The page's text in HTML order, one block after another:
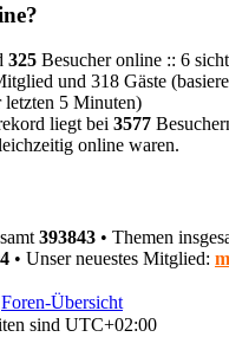
325 Besucher online :: 6
und 318 Gäste
letzten 5 Minuten)
liegt bei 3577
online waren.
393843 • Themen
• Unser neuestes Mitglied:
Foren-Übersicht
sind UTC+02:00